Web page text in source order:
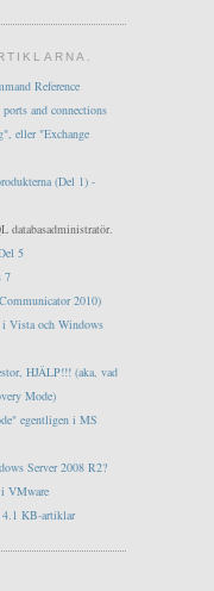
Reference
and connections
eller "Exchange
(Del 1) -
5
7
2010)
i Vista och Windows
HJÄLP!!! (aka, vad
Mode)
egentligen i MS
Server 2008 R2?
i VMware
4.1 KB-artiklar